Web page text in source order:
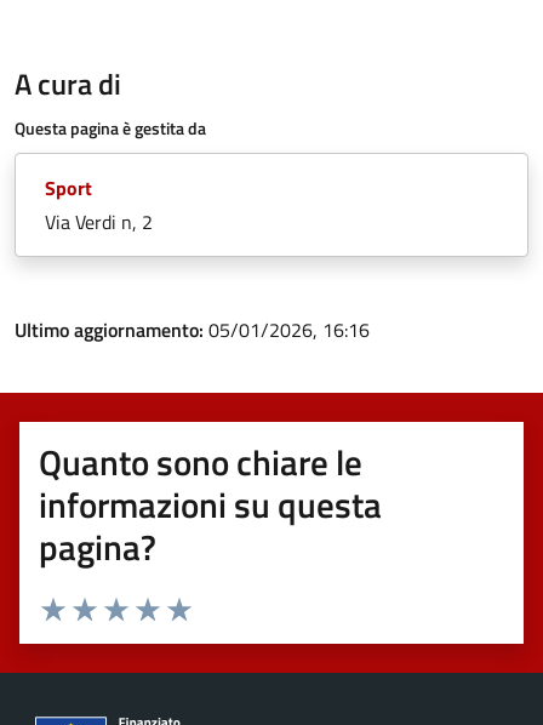
A cura di
Questa pagina è gestita da
Sport
Via Verdi n, 2
Ultimo aggiornamento: 05/01/2026, 16:16
Quanto sono chiare le
informazioni su questa
pagina?
Valuta 5 stelle su 5
Valuta 4 stelle su 5
Valuta 3 stelle su 5
Valuta 2 stelle su 5
Valuta 1 stelle su 5